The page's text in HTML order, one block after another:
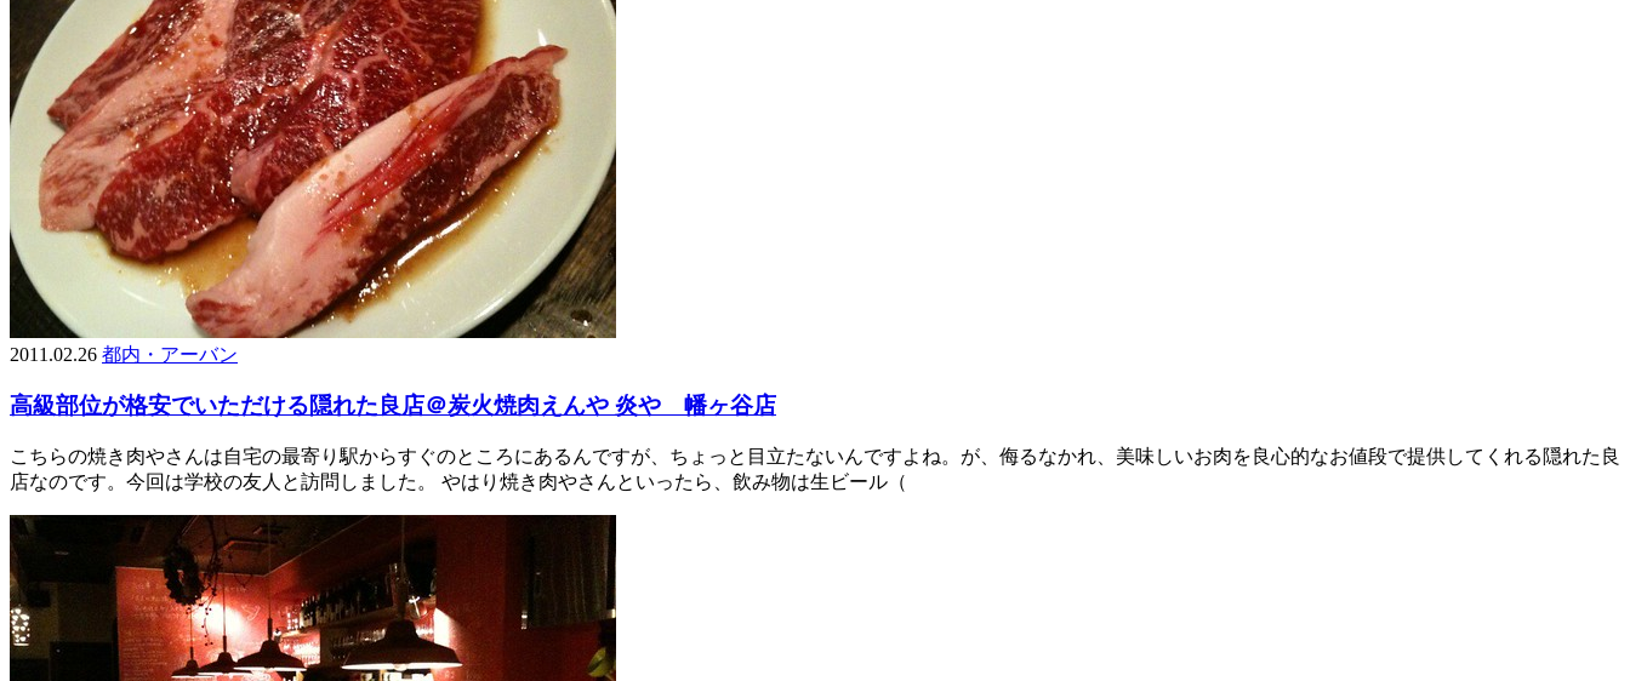
2011.02.26 都内・アーバン
高級部位が格安でいただける隠れた良店＠炭火焼肉えんや 炎や 幡ヶ谷店
こちらの焼き肉やさんは自宅の最寄り駅からすぐのところにあるんですが、ちょっと目立たないんですよね。が、侮るなかれ、美味しいお肉を良心的なお値段で提供してくれる隠れた良
店なのです。今回は学校の友人と訪問しました。 やはり焼き肉やさんといったら、飲み物は生ビール（